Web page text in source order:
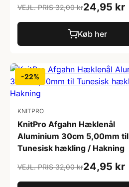
VEJL. PRIS 32,00 kr24,95 kr
Køb her
-22%
KNITPRO
KnitPro Afgahn Hæklenål
Aluminium 30cm 5,00mm til
Tunesisk hækling / Hakning
VEJL. PRIS 32,00 kr24,95 kr